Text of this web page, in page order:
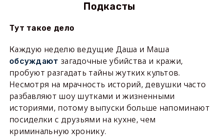
Подкасты
Тут такое дело
Каждую неделю ведущие Даша и Маша
обсуждают загадочные убийства и кражи,
пробуют разгадать тайны жутких культов.
Несмотря на мрачность историй, девушки часто
разбавляют шоу шутками и жизненными
историями, потому выпуски больше напоминают
посиделки с друзьями на кухне, чем
криминальную хронику.